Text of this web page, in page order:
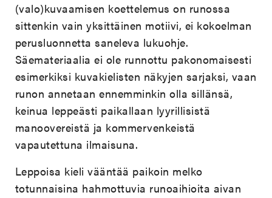
(valo)kuvaamisen koettelemus on runossa
sittenkin vain yksittäinen motiivi, ei kokoelman
perusluonnetta saneleva lukuohje.
Säemateriaalia ei ole runnottu pakonomaisesti
esimerkiksi kuvakielisten näkyjen sarjaksi, vaan
runon annetaan ennemminkin olla sillänsä,
keinua leppeästi paikallaan lyyrillisistä
manoovereistä ja kommervenkeistä
vapautettuna ilmaisuna.
Leppoisa kieli vääntää paikoin melko
totunnaisina hahmottuvia runoaihioita aivan